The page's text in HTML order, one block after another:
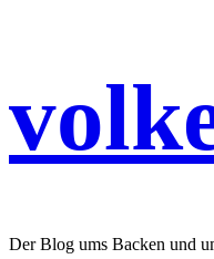
Der Blog ums Backen und